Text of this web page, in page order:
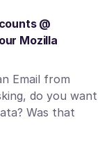
@
Mozilla
Email from
do you want
Was that